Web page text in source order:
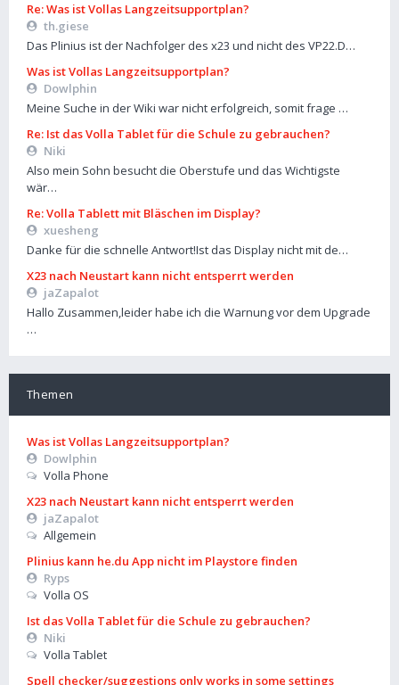
Re: Was ist Vollas Langzeitsupportplan?
th.giese
Das Plinius ist der Nachfolger des x23 und nicht des VP22.D…
Was ist Vollas Langzeitsupportplan?
Dowlphin
Meine Suche in der Wiki war nicht erfolgreich, somit frage …
Re: Ist das Volla Tablet für die Schule zu gebrauchen?
Niki
Also mein Sohn besucht die Oberstufe und das Wichtigste
wär…
Re: Volla Tablett mit Bläschen im Display?
xuesheng
Danke für die schnelle Antwort!Ist das Display nicht mit de…
X23 nach Neustart kann nicht entsperrt werden
jaZapalot
Hallo Zusammen,leider habe ich die Warnung vor dem Upgrade
…
Themen
Was ist Vollas Langzeitsupportplan?
Dowlphin
Volla Phone
X23 nach Neustart kann nicht entsperrt werden
jaZapalot
Allgemein
Plinius kann he.du App nicht im Playstore finden
Ryps
Volla OS
Ist das Volla Tablet für die Schule zu gebrauchen?
Niki
Volla Tablet
Spell checker/suggestions only works in some settings